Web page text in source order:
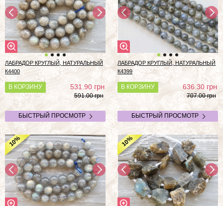
ЛАБРАДОР КРУГЛЫЙ, НАТУРАЛЬНЫЙ
К4400
В КОРЗИНУ 531.90грн
591.00 грн
БЫСТРЫЙ ПРОСМОТР
ЛАБРАДОР КРУГЛЫЙ, НАТУРАЛЬНЫЙ
К4399
В КОРЗИНУ 636.30грн
707.00 грн
БЫСТРЫЙ ПРОСМОТР
10% 10%